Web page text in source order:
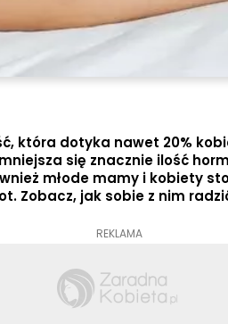
która dotyka nawet 20%
się znacznie ilość
młode mamy i kobiety
Zobacz, jak sobie z nim
REKLAMA